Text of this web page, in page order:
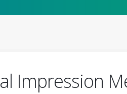
Impression